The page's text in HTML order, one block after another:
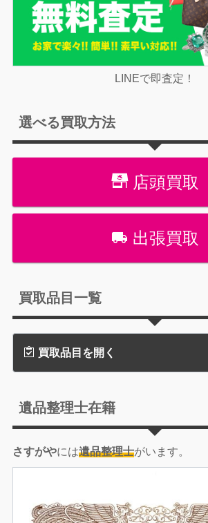
LINEで即査定！
選べる買取方法
店頭買取
出張買取
買取品目一覧
買取品目を開く
遺品整理士在籍
さすがやには遺品整理士がいます。